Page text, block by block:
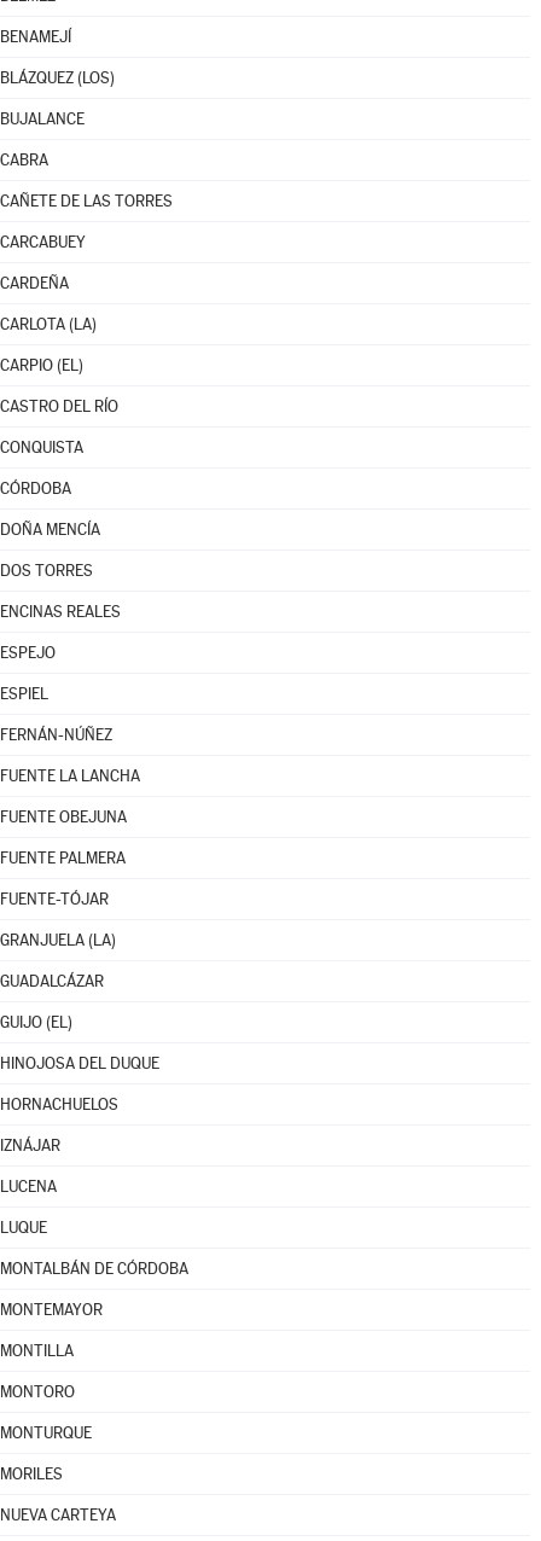
BENAMEJÍ
BLÁZQUEZ (LOS)
BUJALANCE
CABRA
CAÑETE DE LAS TORRES
CARCABUEY
CARDEÑA
CARLOTA (LA)
CARPIO (EL)
CASTRO DEL RÍO
CONQUISTA
CÓRDOBA
DOÑA MENCÍA
DOS TORRES
ENCINAS REALES
ESPEJO
ESPIEL
FERNÁN-NÚÑEZ
FUENTE LA LANCHA
FUENTE OBEJUNA
FUENTE PALMERA
FUENTE-TÓJAR
GRANJUELA (LA)
GUADALCÁZAR
GUIJO (EL)
HINOJOSA DEL DUQUE
HORNACHUELOS
IZNÁJAR
LUCENA
LUQUE
MONTALBÁN DE CÓRDOBA
MONTEMAYOR
MONTILLA
MONTORO
MONTURQUE
MORILES
NUEVA CARTEYA